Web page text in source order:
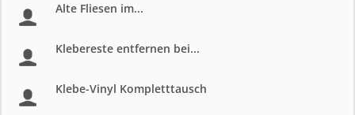
Alte Fliesen im...
Klebereste entfernen bei...
Klebe-Vinyl Kompletttausch